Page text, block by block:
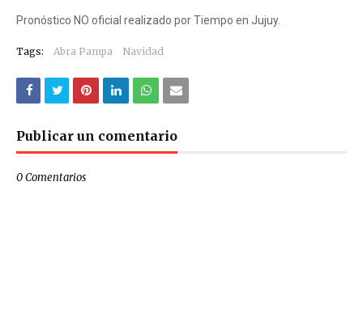
Pronóstico NO oficial realizado por Tiempo en Jujuy.
Tags: Abra Pampa Navidad
Publicar un comentario
0 Comentarios